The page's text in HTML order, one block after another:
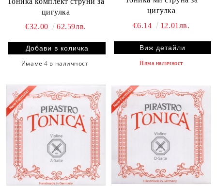
цигулка
€32.00
62.59лв.
Имаме4 в наличност
цигулка
€6.14
12.01лв.
Виж детайли
Няма наличност